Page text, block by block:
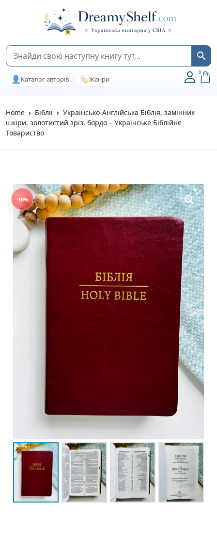
👤 Каталог авторів 🏷️Жанри
0
Home Біблії
Українсько-Англійська Біблія, замінник
шкіри, золотистий зріз, бордо – Українське Біблійне
Товариство
-10%